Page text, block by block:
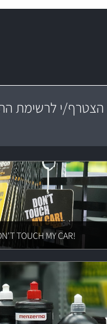
יותר מ- 400 מוצרי טיפוח לרכב
בקרו במחלקת מוצרי
מקצועיות
ושירות מצויין
הצטרף/י לרשימת
!DON'T TOUCH MY CAR